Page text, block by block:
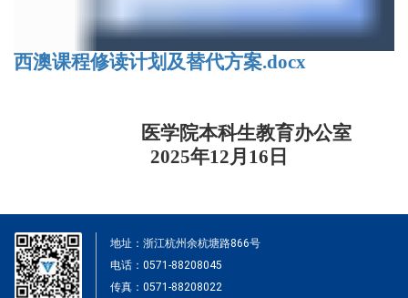
西澳课程修读计划及替代方案.docx
医学院本科生教育办公室
2025年12月 16 日
地址：浙江杭州余杭塘路866号
电话：0571-88208045
传真：0571-88208022